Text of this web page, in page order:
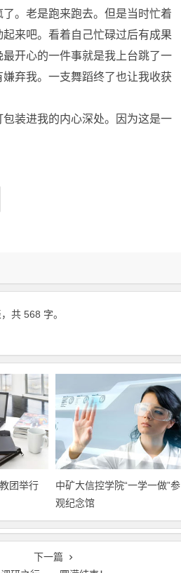
。老是跑来跑去。但是当时忙着
来吧。看着自己忙碌过后有成果
开心的一件事就是我上台跳了一
弃我。一支舞蹈终了也让我收获
装进我的内心深处。因为这是一
共 568 字。
团举行
中矿大信控学院“一学一做”参
观纪念馆
下一篇